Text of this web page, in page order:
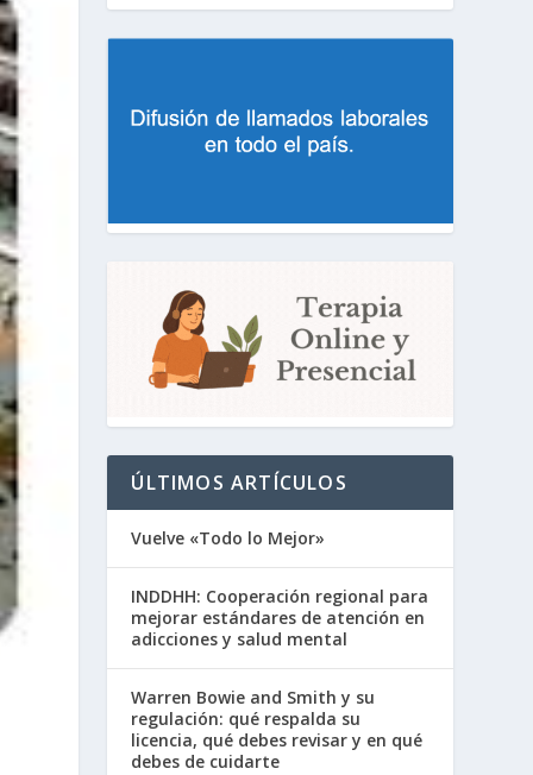
ÚLTIMOS ARTÍCULOS
Vuelve «Todo lo Mejor»
INDDHH: Cooperación regional para
mejorar estándares de atención en
adicciones y salud mental
Warren Bowie and Smith y su
regulación: qué respalda su
licencia, qué debes revisar y en qué
debes de cuidarte